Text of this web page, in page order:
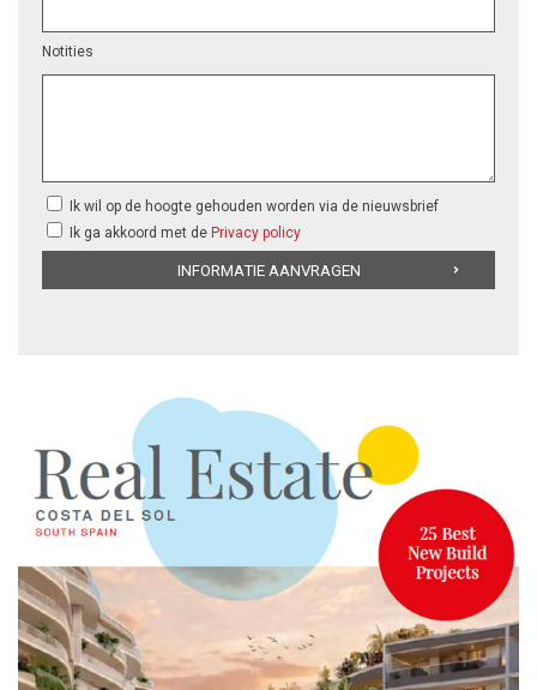
Notities
Ik wil op de hoogte gehouden worden via de nieuwsbrief
Ik ga akkoord met de Privacy policy